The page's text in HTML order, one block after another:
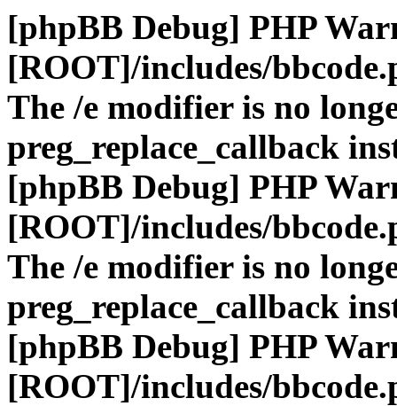
[phpBB Debug] PHP
[ROOT]/includes/
The /e modifier is no
preg_replace_callback
[phpBB Debug] PHP
[ROOT]/includes/
The /e modifier is no
preg_replace_callback
[phpBB Debug] PHP
[ROOT]/includes/